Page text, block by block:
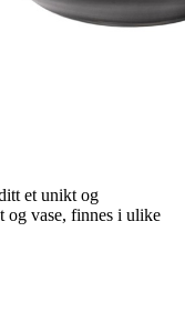
et unikt og
og vase, finnes i ulike